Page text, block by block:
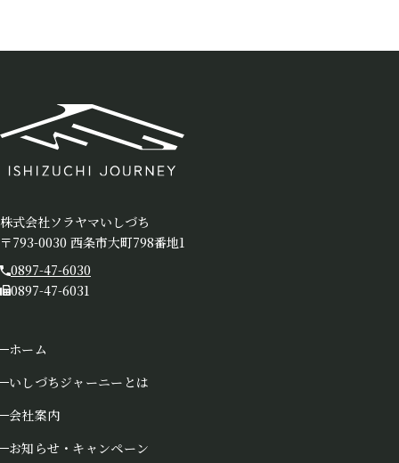
株式会社ソラヤマいしづち
〒793-0030 西条市大町798番地1
0897-47-6030
0897-47-6031
ホーム
いしづちジャーニーとは
会社案内
お知らせ・キャンペーン